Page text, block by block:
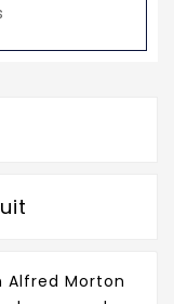
Alfred Morton